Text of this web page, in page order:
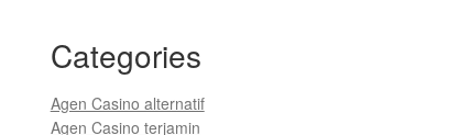
Categories
Agen Casino alternatif
Agen Casino terjamin